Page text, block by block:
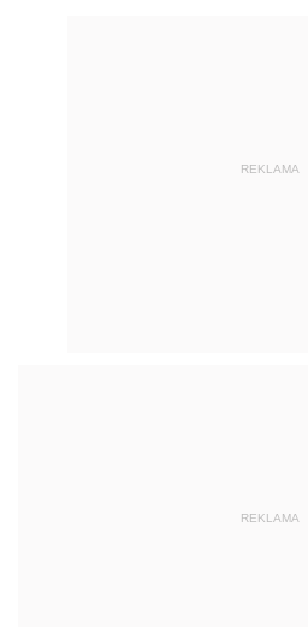
REKLAMA
REKLAMA